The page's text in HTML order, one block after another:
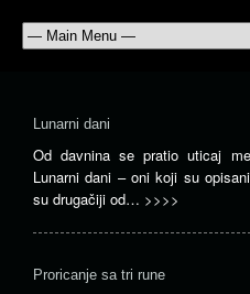
Lunarni dani
Od davnina se pratio uticaj
Lunarni dani – oni koji su
su drugačiji od… >>>>
Proricanje sa tri rune